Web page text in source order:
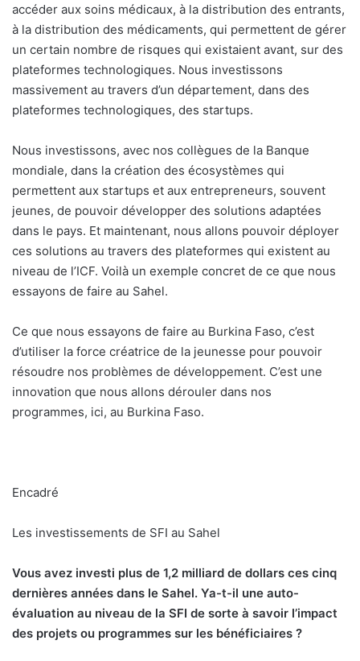
accéder aux soins médicaux, à la distribution des entrants,
à la distribution des médicaments, qui permettent de gérer
un certain nombre de risques qui existaient avant, sur des
plateformes technologiques. Nous investissons
massivement au travers d’un département, dans des
plateformes technologiques, des startups.
Nous investissons, avec nos collègues de la Banque
mondiale, dans la création des écosystèmes qui
permettent aux startups et aux entrepreneurs, souvent
jeunes, de pouvoir développer des solutions adaptées
dans le pays. Et maintenant, nous allons pouvoir déployer
ces solutions au travers des plateformes qui existent au
niveau de l’ICF. Voilà un exemple concret de ce que nous
essayons de faire au Sahel.
Ce que nous essayons de faire au Burkina Faso, c’est
d’utiliser la force créatrice de la jeunesse pour pouvoir
résoudre nos problèmes de développement. C’est une
innovation que nous allons dérouler dans nos
programmes, ici, au Burkina Faso.
Encadré
Les investissements de SFI au Sahel
Vous avez investi plus de 1,2 milliard de dollars ces cinq
dernières années dans le Sahel. Ya-t-il une auto-
évaluation au niveau de la SFI de sorte à savoir l’impact
des projets ou programmes sur les bénéficiaires ?